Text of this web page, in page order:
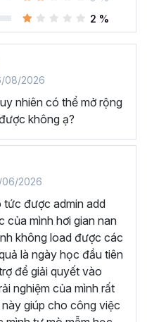
sẽ làm việc giống như
kinh doanh cho
ty sản xuất toàn
và cung cấp các con
chuyên nghiệp trên
Power BI thì cũng đừng
công cụ trên Power
các mẹo hữu ích trong
bài thực hành để bạn có
đã học lý thuyết, tương
giống như cách bạn sẽ
tế.
bạn có
2 %
08/2026
nhiên có thể mở rộng
không ạ?
06/2026
tức được admin add
của mình hơi gian nan
không load được các
là ngày học đầu tiên
để giải quyết vào
nghiệm của mình rất
giúp cho công việc